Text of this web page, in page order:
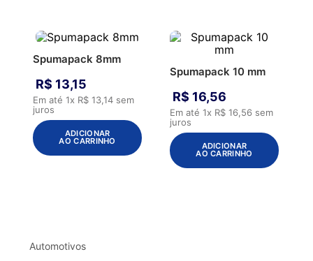
Spumapack 8mm
R$ 13,15
Em até1x R$ 13,14 sem
juros
ADICIONAR
AO CARRINHO
Spumapack 10 mm
R$ 16,56
Em até 1x R$ 16,56 sem
juros
ADICIONAR
AO CARRINHO
Automotivos